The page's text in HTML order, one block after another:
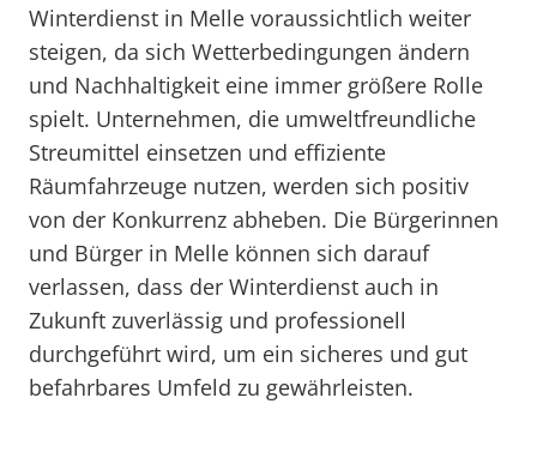
Winterdienst in Melle voraussichtlich weiter
steigen, da sich Wetterbedingungen ändern
und Nachhaltigkeit eine immer größere Rolle
spielt. Unternehmen, die umweltfreundliche
Streumittel einsetzen und effiziente
Räumfahrzeuge nutzen, werden sich positiv
von der Konkurrenz abheben. Die Bürgerinnen
und Bürger in Melle können sich darauf
verlassen, dass der Winterdienst auch in
Zukunft zuverlässig und professionell
durchgeführt wird, um ein sicheres und gut
befahrbares Umfeld zu gewährleisten.